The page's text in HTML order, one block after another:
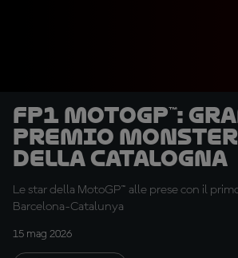
FP1 MotoGP™:
Premio
della Catalogna
Le star della MotoGP™ alle prese con il
Barcelona-Catalunya
15 mag 2026